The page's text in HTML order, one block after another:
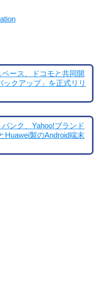
ース、ドコモと共同開
クアップ」を正式リリ
ンク、Yahoo!ブランド
Huawei製のAndroid端末